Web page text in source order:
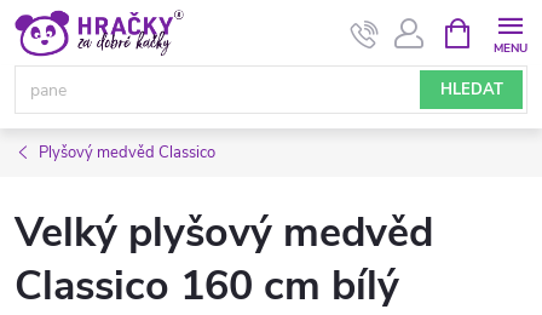
Přejít
obsah
HLEDAT
NÁKUPNÍ
KOŠÍK
Plyšový medvěd Classico
Velký plyšový medvěd
Classico 160 cm bílý